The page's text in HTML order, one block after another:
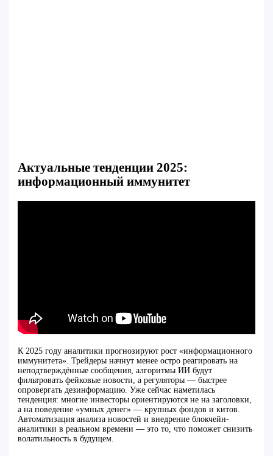
Актуальные тенденции 2025:
информационный иммунитет
К 2025 году аналитики прогнозируют рост «информационного
иммунитета». Трейдеры начнут менее остро реагировать на
неподтверждённые сообщения, алгоритмы ИИ будут
фильтровать фейковые новости, а регуляторы — быстрее
опровергать дезинформацию. Уже сейчас наметилась
тенденция: многие инвесторы ориентируются не на заголовки,
а на поведение «умных денег» — крупных фондов и китов.
Автоматизация анализа новостей и внедрение блокчейн-
аналитики в реальном времени — это то, что поможет снизить
волатильность в будущем.